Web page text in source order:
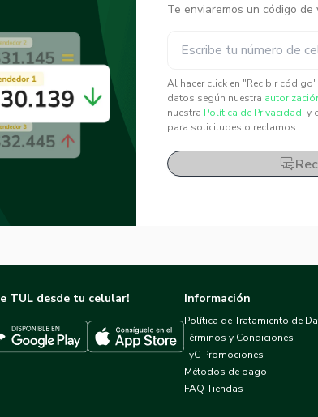
Te enviaremos un código de
Al hacer click en "Recibir
datos según nuestra
nuestra Política de Privacidad. y
para solicitudes o reclamos.
TUL desde tu celular!
TUL en Google PlayDescargar TUL en App Store
Información
Política de Tratamiento de
Términos y Condiciones
TyC Promociones
Métodos de pago
FAQ Tiendas